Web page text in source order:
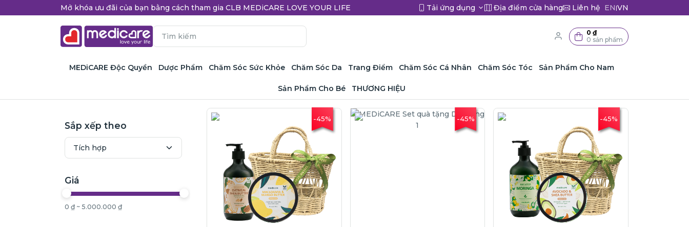
Mở khóa ưu đãi của bạn bằng cách tham gia CLB MEDiCARE LOVE YOUR LIFE Tải ứng dụng Địa điểm cửa hàng Liên hệ EN|VN
0 ₫
0 sản phẩm
MEDiCARE Độc Quyền Dược Phẩm Chăm Sóc Sức Khỏe Chăm Sóc Da Trang Điểm Chăm Sóc Cá Nhân Chăm Sóc Tóc Sản Phẩm Cho Nam
Sản Phẩm Cho Bé THƯƠNG HIỆU
Sắp xếp theo
Giá
0 ₫ ~ 5.000.000 ₫
-45% -45% -45%